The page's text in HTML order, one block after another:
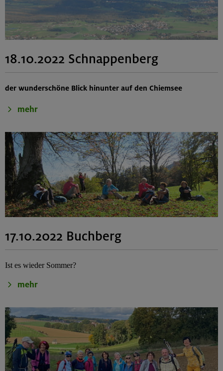
18.10.2022 Schnappenberg
der wunderschöne Blick hinunter auf den Chiemsee
mehr
17.10.2022 Buchberg
Ist es wieder Sommer?
mehr